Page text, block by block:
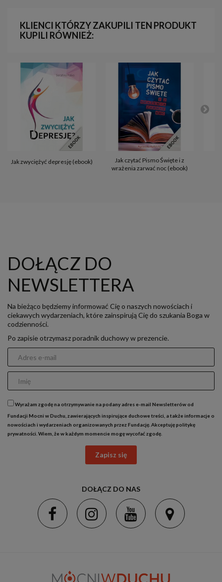
KLIENCI KTÓRZY ZAKUPILI TEN PRODUKT
KUPILI RÓWNIEŻ:
Jak zwyciężyć depresję (ebook)
Jak czytać Pismo Święte i z
wrażenia zarwać noc (ebook)
DOŁĄCZ DO
NEWSLETTERA
Na bieżąco będziemy informować Cię o naszych nowościach i
ciekawych wydarzeniach, które zainspirują Cię do szukania Boga w
codzienności.
Po zapisie otrzymasz poradnik duchowy w prezencie.
Wyrażam zgodę na otrzymywanie na podany adres e-mail Newsletterów od
Fundacji Mocni w Duchu, zawierających inspirujące duchowe treści, a także informacje o
nowościach i wydarzeniach organizowanych przez Fundację. Akceptujępolitykę
prywatności . Wiem, że w każdym momencie mogę wycofać zgodę.
Zapisz się
DOŁĄCZ DO NAS